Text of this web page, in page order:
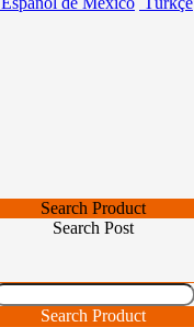
Search Product
Search Post
Search Product